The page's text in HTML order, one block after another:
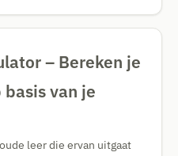
– Bereken je
van je
leer die ervan uitgaat